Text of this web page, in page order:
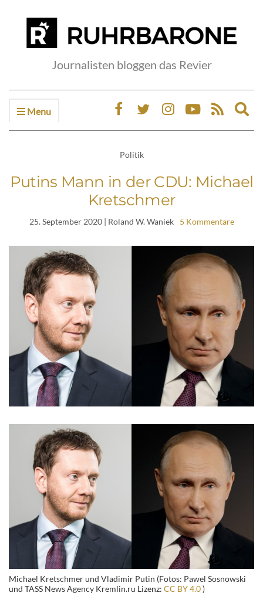
Journalisten bloggen das Revier
Menu
Politik
Putins Mann in der CDU: Michael
Kretschmer
25. September 2020| Roland W. Waniek 5 Kommentare
Michael Kretschmer und Vladimir Putin (Fotos: Pawel Sosnowski
und TASS News Agency Kremlin.ru Lizenz: CC BY 4.0)